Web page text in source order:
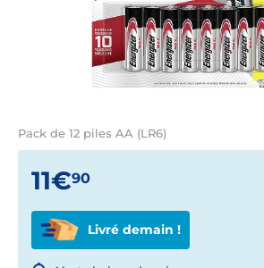
Pack de 12 piles AA (LR6)
11€90
Livré demain !